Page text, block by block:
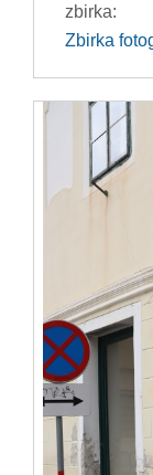
zbirka:
Zbirka